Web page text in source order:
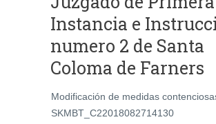
Instancia e
numero 2 de Santa
Coloma de Farners
Modificación de medidas
SKMBT_C22018082714130